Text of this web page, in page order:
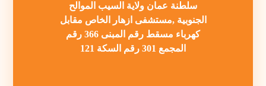
سلطنة عمان ولاية السيب الموالح
الجنوبية ,مستشفى ازهار الخاص مقابل
كهرباء مسقط رقم المبنى 366 رقم
المجمع 301 رقم السكة 121